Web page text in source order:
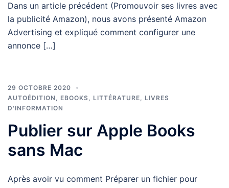
Dans un article précédent (Promouvoir ses livres avec
la publicité Amazon), nous avons présenté Amazon
Advertising et expliqué comment configurer une
annonce […]
29 OCTOBRE 2020
AUTOÉDITION
EBOOKS LITTÉRATURE
LIVRES
D'INFORMATION
Publier sur Apple Books
sans Mac
Après avoir vu comment Préparer un fichier pour